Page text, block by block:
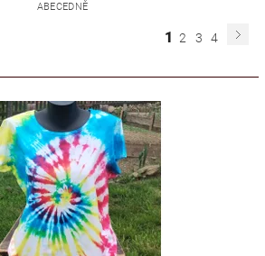
ABECEDNĚ
1 2 3
4